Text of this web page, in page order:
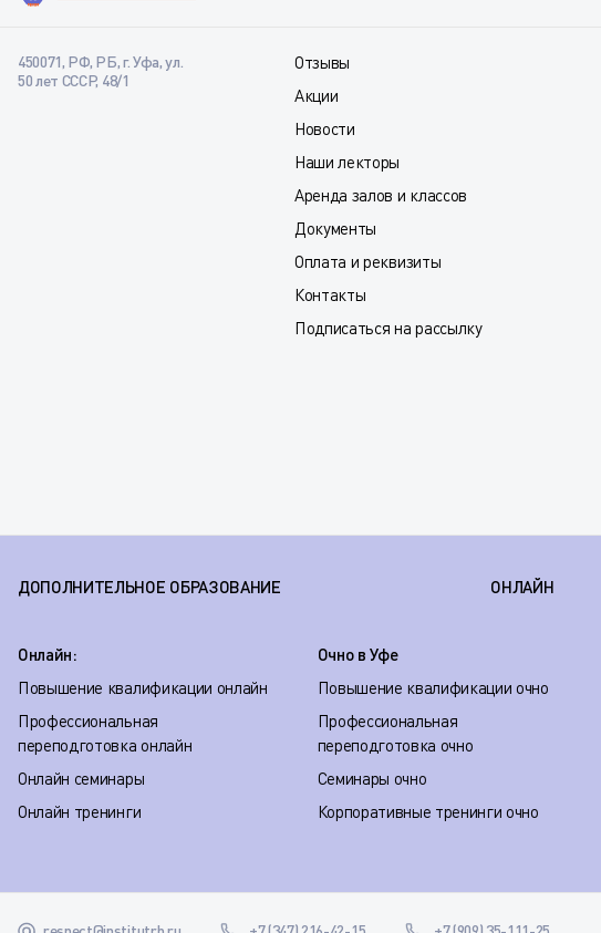
Отзывы
Акции
Новости
Наши лекторы
Аренда залов и классов
Документы
Оплата и реквизиты
Контакты
Подписаться на рассылку
450071, РФ, РБ, г. Уфа, ул.
50 лет СССР, 48/1
ДОПОЛНИТЕЛЬНОЕ ОБРАЗОВАНИЕ ОНЛАЙН
Онлайн:
Повышение квалификации онлайн
Профессиональная
переподготовка онлайн
Онлайн семинары
Онлайн тренинги
Очно в Уфе
Повышение квалификации очно
Профессиональная
переподготовка очно
Семинары очно
Корпоративные тренинги очно